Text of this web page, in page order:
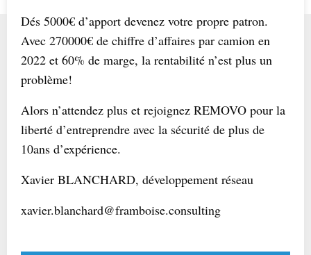
Dés 5000€ d’apport devenez votre propre patron.
Avec 270000€ de chiffre d’affaires par camion en
2022 et 60% de marge, la rentabilité n’est plus un
problème!
Alors n’attendez plus et rejoignez REMOVO pour la
liberté d’entreprendre avec la sécurité de plus de
10ans d’expérience.
Xavier BLANCHARD, développement réseau
xavier.blanchard@framboise.consulting